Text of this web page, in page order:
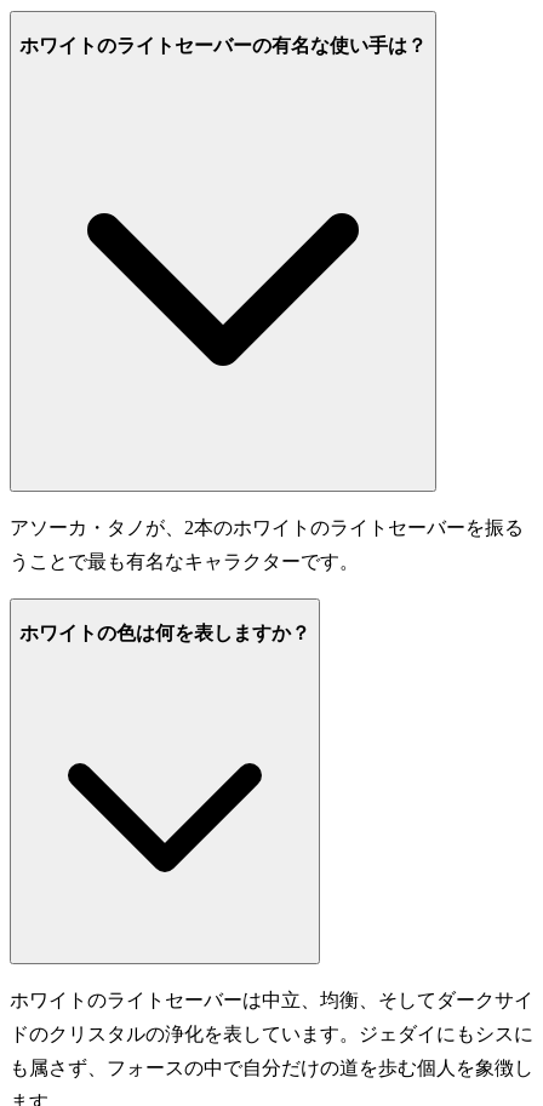
ホワイトのライトセーバーの有名な使い手は？
アソーカ・タノが、2本のホワイトのライトセーバーを振る
うことで最も有名なキャラクターです。
ホワイトの色は何を表しますか？
ホワイトのライトセーバーは中立、均衡、そしてダークサイ
ドのクリスタルの浄化を表しています。ジェダイにもシスに
も属さず、フォースの中で自分だけの道を歩む個人を象徴し
ます。